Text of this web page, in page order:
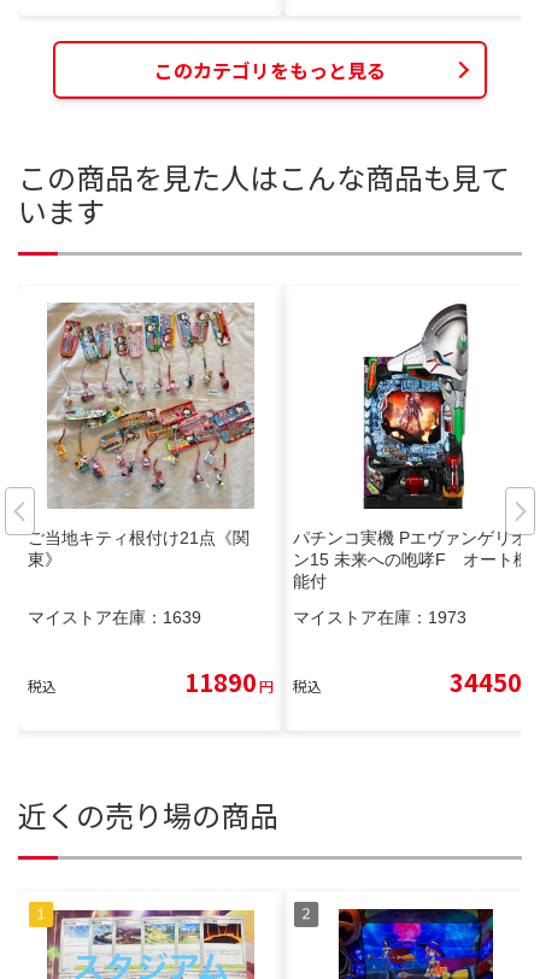
このカテゴリをもっと見る
この商品を見た人はこんな商品も見て
います
ご当地キティ根付け21点《関
東》
マイストア在庫： 1639
税込 11890円
パチンコ実機 Pエヴァンゲリオ
ン15 未来への咆哮F オート機
能付
マイストア在庫： 1973
税込 34450
近くの売り場の商品